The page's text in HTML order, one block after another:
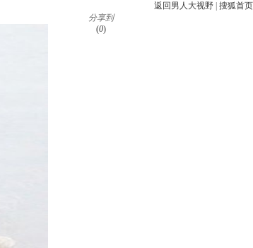
返回男人大视野 搜狐首页
分享到
(0)